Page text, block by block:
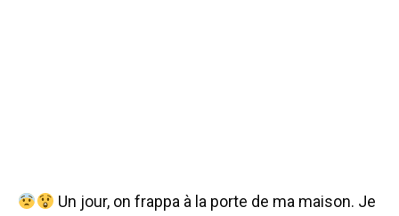
Un jour, on frappa à la porte de ma maison. Je